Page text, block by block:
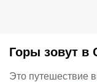
Горы зовут в
Это путешествие